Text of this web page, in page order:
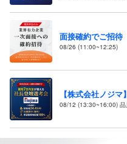
面接確約でご招待
08/26 (11:00~12:25)
【株式会社ノジ
08/12 (13:30~16:00) 品